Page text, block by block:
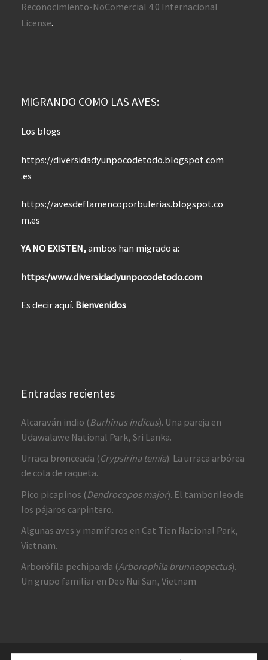
Reconocimiento-NoComercial 4.0 Internacional
License.
MIGRANDO COMO LAS AVES:
Los blogs
https://diversidadyunpocodetodo.blogspot.com
.es
https://avesdeflamencoporbulerias.blogspot.co
m.es
YA NO EXISTEN,ambos han migrado a:
https:/www.diversidadyunpocodetodo.com
Es decir aquí. Bienvenidos
Entradas recientes
Alcaraván indio (Burhinus indicus). Una pareja en
Udawalawe National Park, Sri Lanka.
Urraca bronceada (Crypsirina temia). La urraca arbórea
de cola de raqueta.
Pico picapinos (Dendrocopos major). El tamborileo de
los pájaros carpintero.
Algunas aves y mamíferos en Cat Tien National Park,
Vietnam.
Arborófila pechiparda (Arborophila brunneopectus).
Un grupo familiar en Deo Nui San, Vietnam